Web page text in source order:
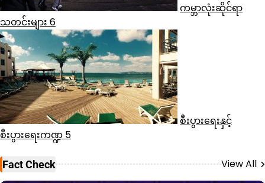
ကမ္ဘာလုံးဆိုင်ရာ
သတင်းများ 6
စီးပွားရေးနှင့်
စီးပွားရေးကဏ္ဍ 5
Fact Check View All